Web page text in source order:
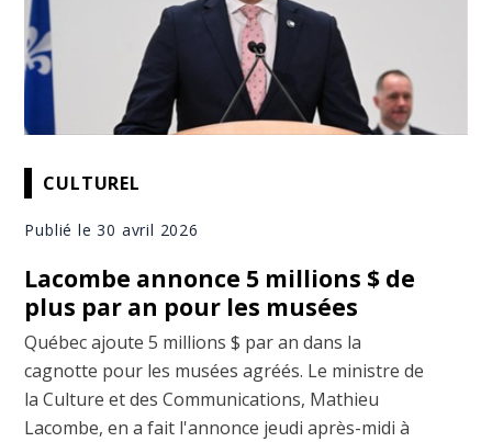
CULTUREL
Publié le 30 avril 2026
Lacombe annonce 5 millions $ de
plus par an pour les musées
Québec ajoute 5 millions $ par an dans la
cagnotte pour les musées agréés. Le ministre de
la Culture et des Communications, Mathieu
Lacombe, en a fait l'annonce jeudi après-midi à